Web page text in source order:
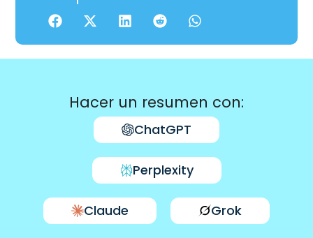
Hacer un resumen con:
ChatGPT
Perplexity
Claude Grok